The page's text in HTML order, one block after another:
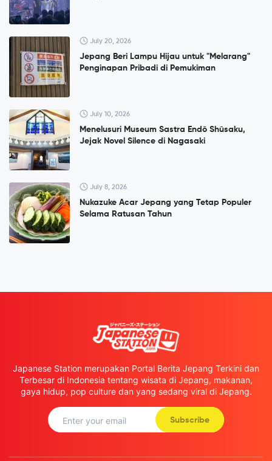
July 20, 2026
Jepang Beri Lampu Hijau untuk "Melarang"
Penginapan Pribadi di Pemukiman
July 10, 2026
Menelusuri Museum Sastra Endō Shūsaku,
Jejak Novel Silence di Nagasaki
July 8, 2026
Nukazuke Acar Jepang yang Tetap Populer
Selama Ratusan Tahun
Japanese Station merupakan Portal Berita Jepang Terkini dan
Terbesar di Indonesia tentang wisata di Jepang, makanan,
gaya hidup, pop culture dan yang sedang viral di Jepang.
Subscribe